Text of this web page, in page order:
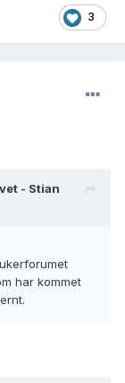
3
- Stian
har kommet